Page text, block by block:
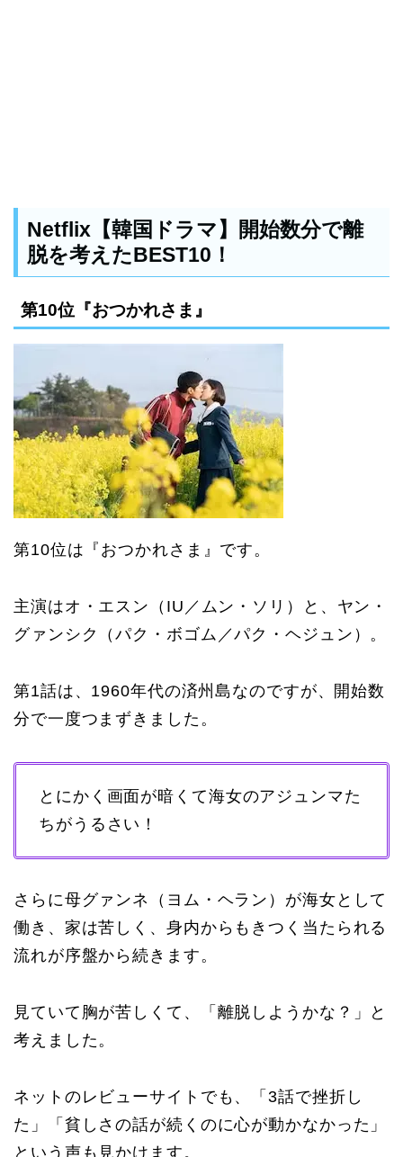
Netflix【韓国ドラマ】開始数分で離
脱を考えたBEST10！
第10位『おつかれさま』
第10位は『おつかれさま』です。
主演はオ・エスン（IU／ムン・ソリ）と、ヤン・
グァンシク（パク・ボゴム／パク・ヘジュン）。
第1話は、1960年代の済州島なのですが、開始数
分で一度つまずきました。
とにかく画面が暗くて海女のアジュンマた
ちがうるさい！
さらに母グァンネ（ヨム・ヘラン）が海女として
働き、家は苦しく、身内からもきつく当たられる
流れが序盤から続きます。
見ていて胸が苦しくて、「離脱しようかな？」と
考えました。
ネットのレビューサイトでも、「3話で挫折し
た」「貧しさの話が続くのに心が動かなかった」
という声も見かけます。